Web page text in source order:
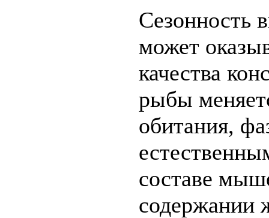
Сезонность
может
качества
рыбы
обитания,
составе
содержании